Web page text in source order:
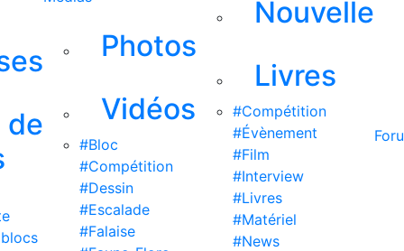
de
Photos
Vidéos
#Bloc
#Compétition
#Dessin
#Escalade
#Falaise
Nouvelle
Livres
#Compétition
#Évènement
#Film
#Interview
#Livres
#Matériel
#News